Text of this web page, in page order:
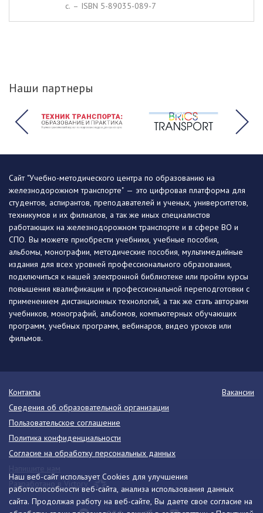
c. – ISBN 5-89035-089-7
Наши партнеры
Наш веб-сайт использует Cookies для улучшения
работоспособности веб-сайта, анализа использования данных
сайта. Продолжая работу на веб-сайте, Вы даете свое согласие на
Сайт "Учебно-методического центра по образованию на
железнодорожном транспорте" — это цифровая платформа для
студентов, аспирантов, преподавателей и ученых, университетов,
техникумов и их филиалов, а так же иных специалистов
работающих на железнодорожном транспорте и в сфере ВО и
СПО. Вы можете приобрести учебники, учебные пособия,
альбомы, монографии, методические пособия, мультимедийные
издания для всех уровней профессионального образования,
подключиться к нашей электронной библиотеке или пройти курсы
повышения квалификации и профессиональной переподготовки с
применением дистанционных технологий, а так же стать авторами
учебников, монографий, альбомов, компьютерных обучающих
программ, учебных программ, вебинаров, видео уроков или
фильмов.
Контакты
Вакансии
Сведения об образовательной организации
Пользовательское соглашение
Политика конфиденциальности
Согласие на обработку персональных данных
Разработано в Victory